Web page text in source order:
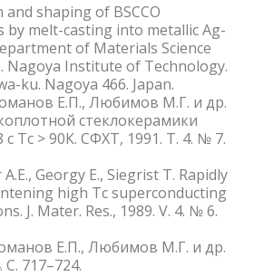
and shaping of BSCCO
by melt-casting into metallic Ag-
of Materials Science
Nagoya Institute of Technology.
ku. Nagoya 466. Japan.
Е.П., Любимов М.Г. и др.
стеклокерамики
Тс > 90К. СФХТ, 1991. Т. 4. № 7.
Georgy E., Siegrist T. Rapidly
high Tc superconducting
J. Mater. Res., 1989. V. 4. № 6.
Е.П., Любимов М.Г. и др.
717–724.